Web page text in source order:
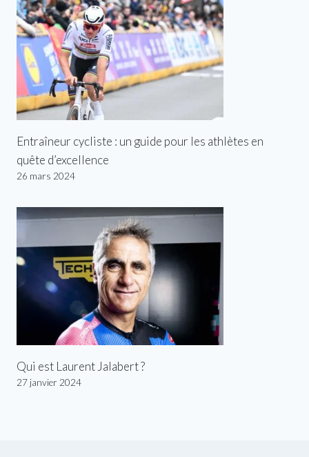
Entraîneur cycliste : un guide pour les athlètes en
quête d’excellence
26 mars 2024
Qui est Laurent Jalabert ?
27 janvier 2024